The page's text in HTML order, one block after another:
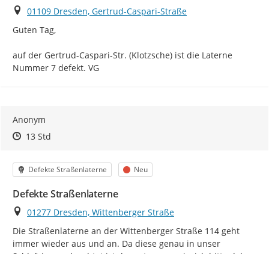
Ort
01109 Dresden, Gertrud-Caspari-Straße
Guten Tag,
auf der Gertrud-Caspari-Str. (Klotzsche) ist die Laterne
Nummer 7 defekt. VG
Anonym
Zeitpunkt des Erstellens
Zeitpunkt des Erstellens
13 StdZur Äußerung
Kategorie
Defekte Straßenlaterne Status
Neu
Defekte Straßenlaterne
Ort
01277 Dresden, Wittenberger Straße
Die Straßenlaterne an der Wittenberger Straße 114 geht
immer wieder aus und an. Da diese genau in unser